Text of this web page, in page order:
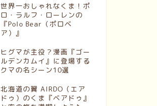
世界一おしゃれなくま！ポ
ロ・ラルフ・ローレンの
『Polo Bear（ポロベ
ア）』
ヒグマが主役？漫画『ゴー
ルデンカムイ』に登場する
クマの名シーン10選
北海道の翼 AIRDO（エア
ドゥ）のくま『ベアドゥ』